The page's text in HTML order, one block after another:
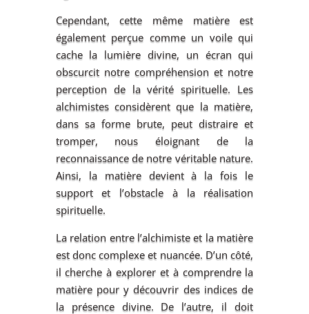
Cependant, cette même matière est
également perçue comme un voile qui
cache la lumière divine, un écran qui
obscurcit notre compréhension et notre
perception de la vérité spirituelle. Les
alchimistes considèrent que la matière,
dans sa forme brute, peut distraire et
tromper, nous éloignant de la
reconnaissance de notre véritable nature.
Ainsi, la matière devient à la fois le
support et l’obstacle à la réalisation
spirituelle.
La relation entre l’alchimiste et la matière
est donc complexe et nuancée. D’un côté,
il cherche à explorer et à comprendre la
matière pour y découvrir des indices de
la présence divine. De l’autre, il doit